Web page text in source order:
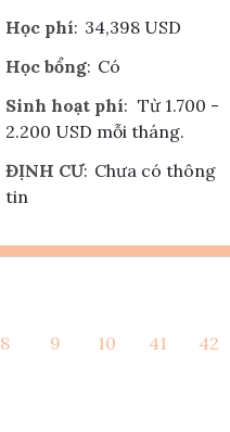
Học phí: 34,398 USD
Học bổng: Có
Sinh hoạt phí: Từ 1.700 -
2.200 USD mỗi tháng.
ĐỊNH CƯ: Chưa có thông
tin
Tham vấn Interlink
8 9 10 41 42